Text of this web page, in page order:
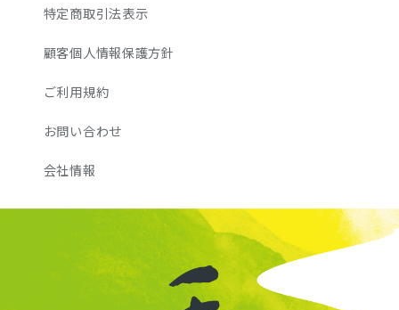
特定商取引法表示
顧客個人情報保護方針
ご利用規約
お問い合わせ
会社情報